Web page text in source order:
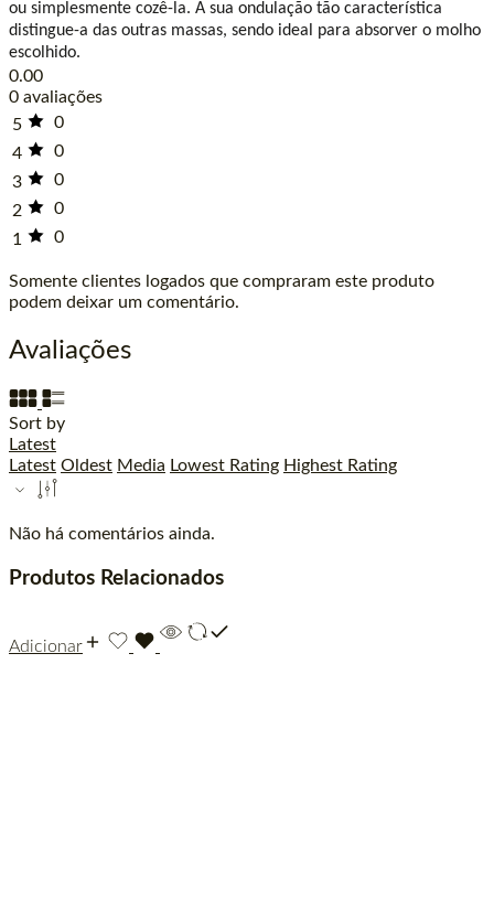
ou simplesmente cozê-la. A sua ondulação tão característica
distingue-a das outras massas, sendo ideal para absorver o molho
escolhido.
0.00
0 avaliações
5
0
4
0
3
0
2
0
1
0
Somente clientes logados que compraram este produto
podem deixar um comentário.
Avaliações
Sort by
Latest
Latest Oldest Media Lowest Rating Highest Rating
Não há comentários ainda.
Produtos Relacionados
Adicionar